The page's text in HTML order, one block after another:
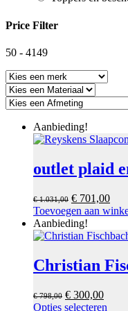
Price Filter
50 - 4149
Aanbieding!
outlet plaid
€1.031,00
prijs
was:
€ 1.031,00.
€ 701,00
prijs
€
Toevoegen aan
Aanbieding!
Christian
€798,00
prijs
€ 300,00
prijs
Opties selecteren